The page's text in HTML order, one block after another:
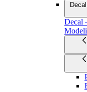
Decal
Decal – Piese Foto-Gravate și Zimmerit
Decal – Piese Foto-Gravate și Zimmerit